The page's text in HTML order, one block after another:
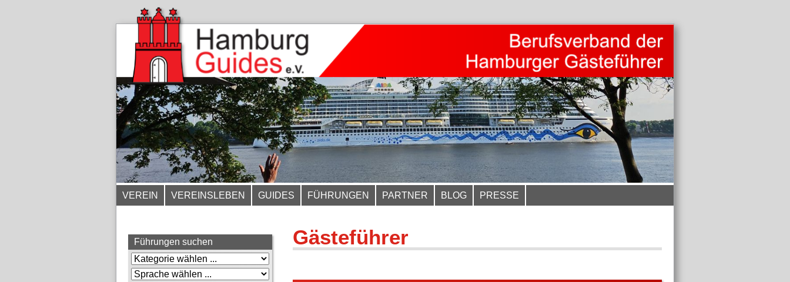
VEREIN VEREINSLEBEN GUIDES FÜHRUNGEN PARTNER BLOG PRESSE
Gästeführer
Führungen suchen